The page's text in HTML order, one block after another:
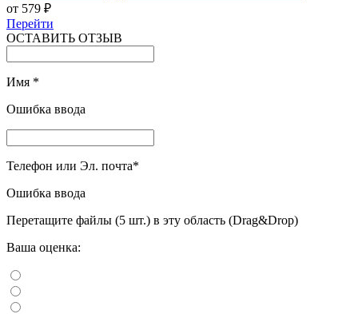
от 579 ₽
Перейти
ОСТАВИТЬ ОТЗЫВ
Имя *
Ошибка ввода
Телефон или Эл. почта*
Ошибка ввода
Перетащите файлы (5 шт.) в эту область (Drag&Drop)
Ваша оценка: